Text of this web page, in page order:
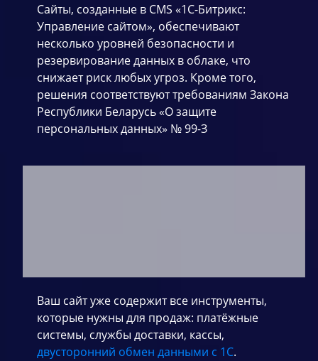
Сайты, созданные в CMS «1С-Битрикс:
Управление сайтом», обеспечивают
несколько уровней безопасности и
резервирование данных в облаке, что
снижает риск любых угроз. Кроме того,
решения соответствуют требованиям Закона
Республики Беларусь «О защите
персональных данных» № 99-З
Ваш сайт уже содержит все инструменты,
которые нужны для продаж: платёжные
системы, службы доставки, кассы,
двусторонний обмен данными с 1С.